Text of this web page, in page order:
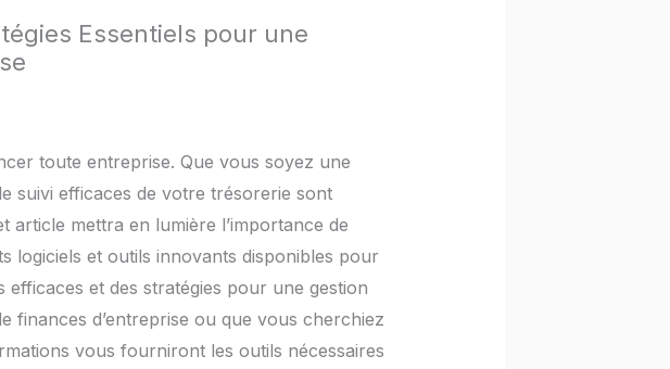
Essentiels pour une
toute entreprise. Que vous soyez une
suivi efficaces de votre trésorerie sont
mettra en lumière l’importance de
logiciels et outils innovants disponibles pour
et des stratégies pour une gestion
finances d’entreprise ou que vous cherchiez
vous fourniront les outils nécessaires